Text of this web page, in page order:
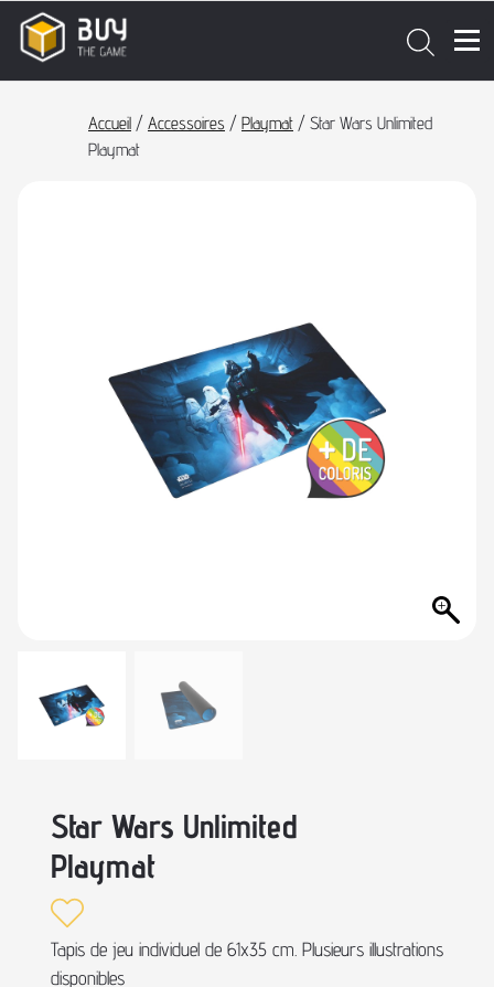
Accueil / Accessoires / Playmat / Star Wars Unlimited
Playmat
Star Wars Unlimited
Playmat
Tapis de jeu individuel de 61x35 cm. Plusieurs illustrations
disponibles